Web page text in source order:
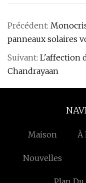
Précédent:
panneaux solaires
Suivant: L'affection
Chandrayaan
Maison À
Nouvelles